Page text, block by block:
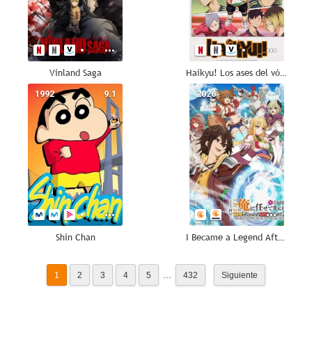
Vinland Saga Haikyu! Los ases del vóley
9.1
1992
Shin Chan
--
2026
I Became a Legend After My 10 Year-Long Last Stand
1 2 3 4 5 ... 432 Siguiente